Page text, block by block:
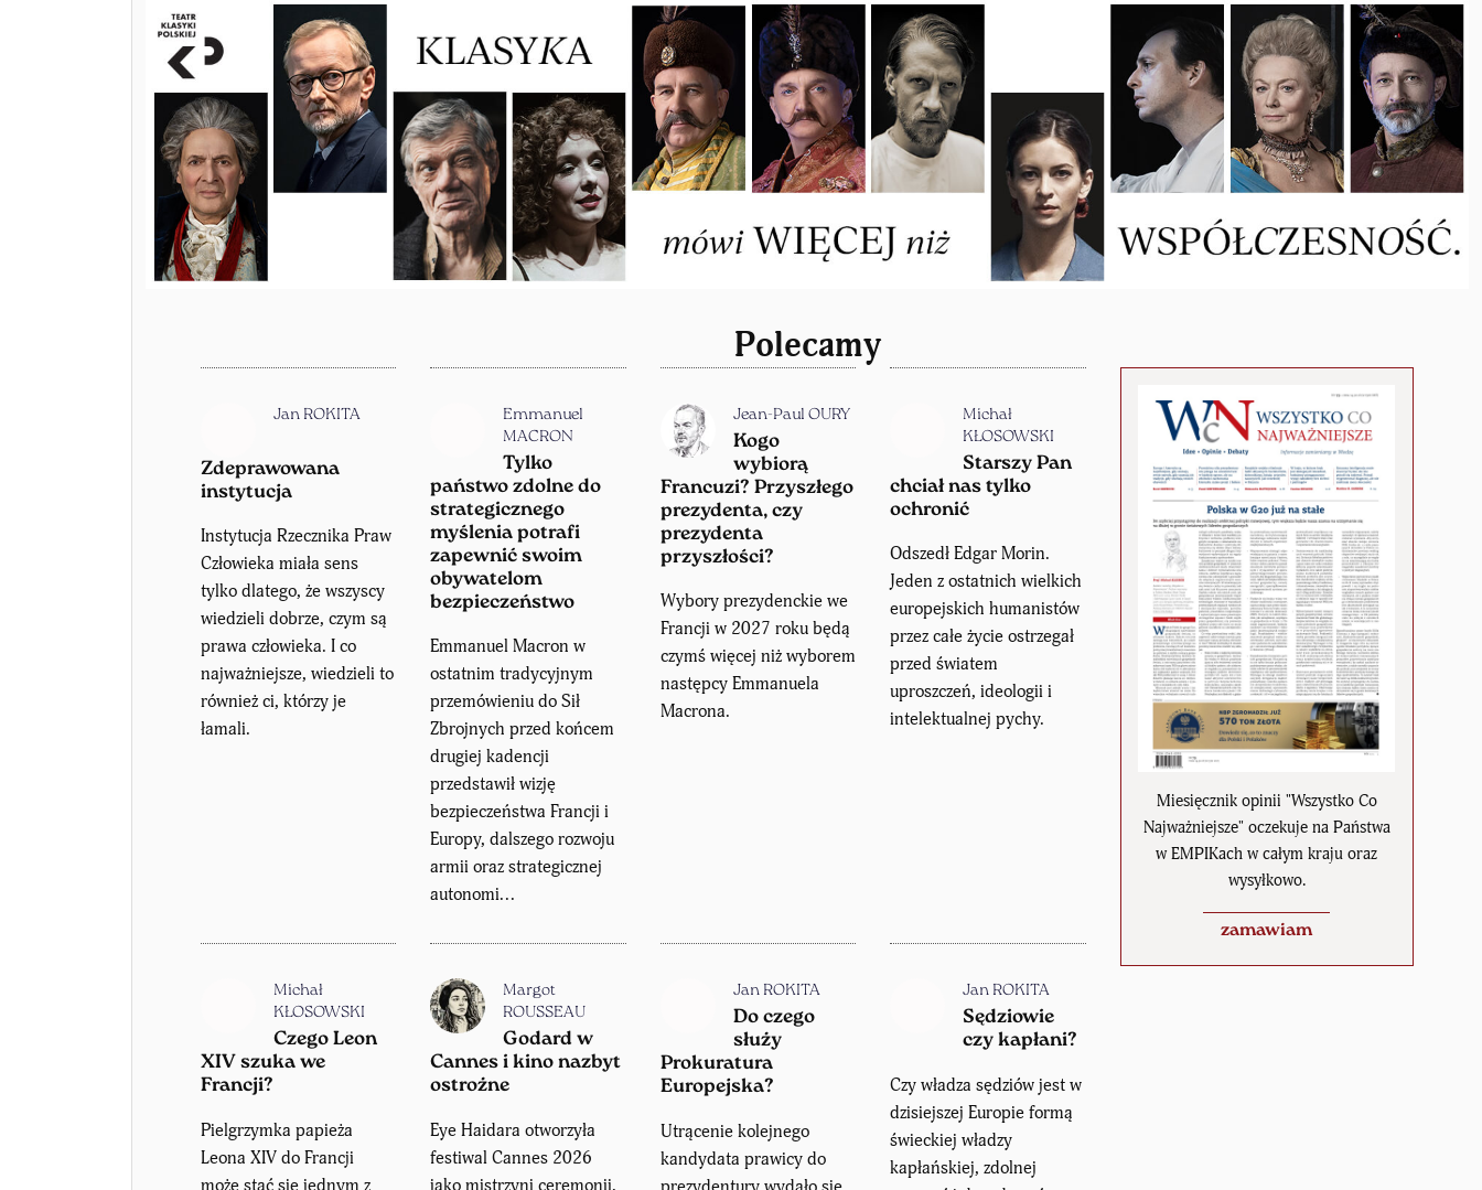
Polecamy
Miesięcznik opinii "Wszystko Co
Najważniejsze" oczekuje na Państwa
w EMPIKach w całym kraju oraz
wysyłkowo.
zamawiam
Jan ROKITA
Zdeprawowana
instytucja
Instytucja Rzecznika Praw
Człowieka miała sens
tylko dlatego, że wszyscy
wiedzieli dobrze, czym są
prawa człowieka. I co
najważniejsze, wiedzieli to
również ci, którzy je
łamali.
Emmanuel
MACRON
Tylko
państwo zdolne do
strategicznego
myślenia potrafi
zapewnić swoim
obywatelom
bezpieczeństwo
Emmanuel Macron w
ostatnim tradycyjnym
przemówieniu do Sił
Zbrojnych przed końcem
drugiej kadencji
przedstawił wizję
bezpieczeństwa Francji i
Europy, dalszego rozwoju
armii oraz strategicznej
autonomi...
Jean-Paul OURY
Kogo
wybiorą
Francuzi? Przyszłego
prezydenta, czy
prezydenta
przyszłości?
Wybory prezydenckie we
Francji w 2027 roku będą
czymś więcej niż wyborem
następcy Emmanuela
Macrona.
Michał
KŁOSOWSKI
Starszy Pan
chciał nas tylko
ochronić
Odszedł Edgar Morin.
Jeden z ostatnich wielkich
europejskich humanistów
przez całe życie ostrzegał
przed światem
uproszczeń, ideologii i
intelektualnej pychy.
Michał
KŁOSOWSKI
Czego Leon
XIV szuka we
Francji?
Pielgrzymka papieża
Leona XIV do Francji
może stać się jednym z
Margot
ROUSSEAU
Godard w
Cannes i kino nazbyt
ostrożne
Eye Haidara otworzyła
festiwal Cannes 2026
jako mistrzyni ceremonii,
Jan ROKITA
Do czego
służy
Prokuratura
Europejska?
Utrącenie kolejnego
kandydata prawicy do
Jan ROKITA
Sędziowie
czy kapłani?
Czy władza sędziów jest w
dzisiejszej Europie formą
świeckiej władzy
kapłańskiej, zdolnej